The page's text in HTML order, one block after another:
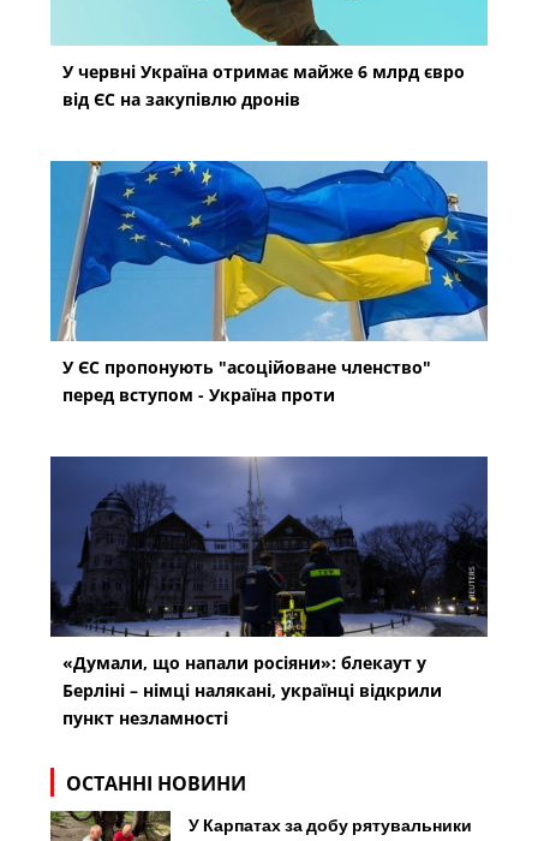
У червні Україна отримає майже 6 млрд євро
від ЄС на закупівлю дронів
У ЄС пропонують "асоційоване членство"
перед вступом - Україна проти
«Думали, що напали росіяни»: блекаут у
Берліні – німці налякані, українці відкрили
пункт незламності
ОСТАННІ НОВИНИ
У Карпатах за добу рятувальники